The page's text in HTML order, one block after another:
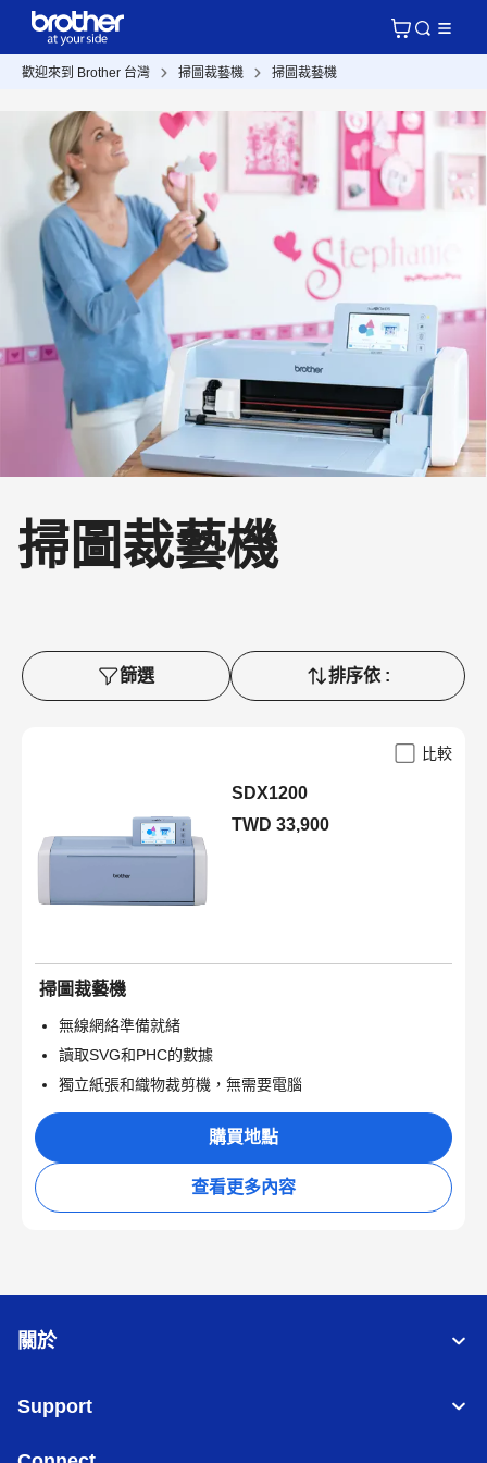
歡迎來到 Brother 台灣 掃圖裁藝機 掃圖裁藝機
掃圖裁藝機
篩選 排序依 :
比較
SDX1200
TWD 33,900
掃圖裁藝機
無線網絡準備就緒
讀取SVG和PHC的數據
獨立紙張和織物裁剪機，無需要電腦
購買地點
查看更多內容
關於
Support